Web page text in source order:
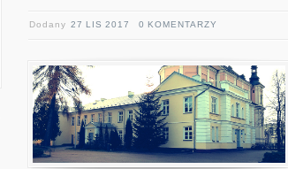
Dodany27 LIS 2017 0 KOMENTARZY